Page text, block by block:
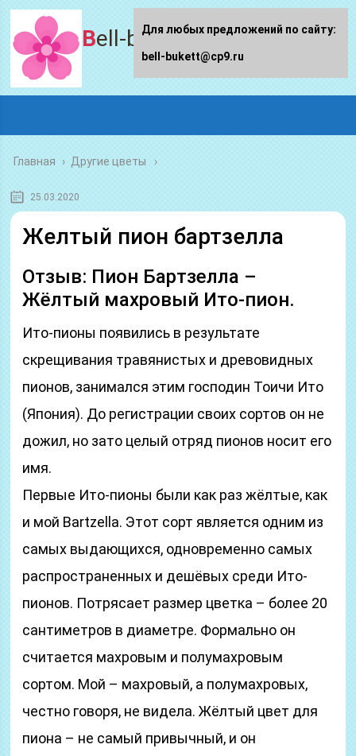
Bell-bukett.ru
Главная › Другие цветы
25.03.2020
Желтый пион бартзелла
Отзыв: Пион Бартзелла –
Жёлтый махровый Ито-пион.
Ито-пионы появились в результате
скрещивания травянистых и древовидных
пионов, занимался этим господин Тоичи Ито
(Япония). До регистрации своих сортов он не
дожил, но зато целый отряд пионов носит его
имя.
Первые Ито-пионы были как раз жёлтые, как
и мой Bartzella. Этот сорт является одним из
самых выдающихся, одновременно самых
распространенных и дешёвых среди Ито-
пионов. Потрясает размер цветка – более 20
сантиметров в диаметре. Формально он
считается махровым и полумахровым
сортом. Мой – махровый, а полумахровых,
честно говоря, не видела. Жёлтый цвет для
пиона – не самый привычный, и он
Для любых предложений по сайту:
bell-bukett@cp9.ru